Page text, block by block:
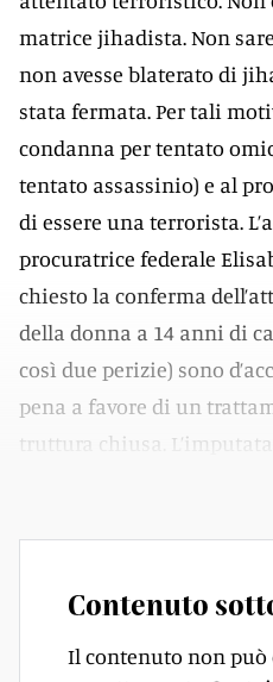
matrice jihadista. Non
non avesse blaterato di
stata fermata. Per tali
condanna per tentato
tentato assassinio) e al
di essere una terrorista.
procuratrice federale
chiesto la conferma
della donna a 14 anni di
così due perizie) sono
pena a favore di un
truttura chiusa.
Contenuto
Il contenuto non può